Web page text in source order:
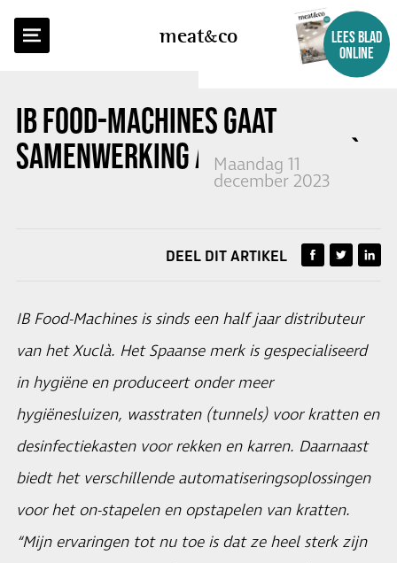
meatco
LEES BLAD
ONLINE
IB FOOD-MACHINES GAAT
SAMENWERKING AAN MET XUCLÀ
Maandag 11
december 2023
TERUG NAAR OVERZICHT
DEEL DIT ARTIKEL
IB Food-Machines is sinds een half jaar distributeur
van het Xuclà. Het Spaanse merk is gespecialiseerd
in hygiëne en produceert onder meer
hygiënesluizen, wasstraten (tunnels) voor kratten en
desinfectiekasten voor rekken en karren. Daarnaast
biedt het verschillende automatiseringsoplossingen
voor het on-stapelen en opstapelen van kratten.
“Mijn ervaringen tot nu toe is dat ze heel sterk zijn